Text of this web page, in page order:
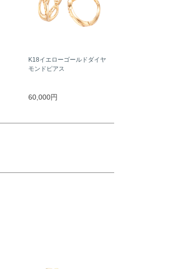
K18イエローゴールドダイヤ
モンドピアス
60,000円